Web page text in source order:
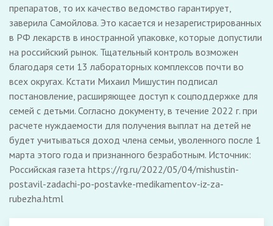
препаратов, то их качество ведомство гарантирует,
заверила Самойлова. Это касается и незарегистрированных
в РФ лекарств в иностранной упаковке, которые допустили
на российский рынок. Тщательный контроль возможен
благодаря сети 13 лабораторных комплексов почти во
всех округах. Кстати Михаил Мишустин подписал
постановление, расширяющее доступ к соцподдержке для
семей с детьми. Согласно документу, в течение 2022 г. при
расчете нуждаемости для получения выплат на детей не
будет учитываться доход члена семьи, уволенного после 1
марта этого года и признанного безработным. Источник:
Российская газета https://rg.ru/2022/05/04/mishustin-
postavil-zadachi-po-postavke-medikamentov-iz-za-
rubezha.html